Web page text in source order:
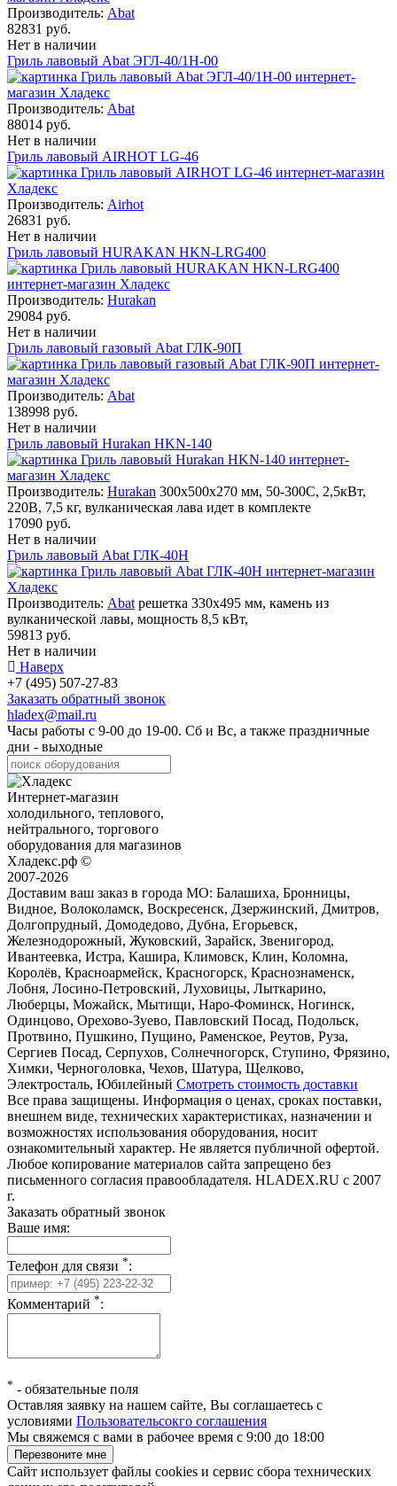
Производитель: Abat
82831 руб.
Нет в наличии
Гриль лавовый Abat ЭГЛ-40/1Н-00
Производитель: Abat
88014 руб.
Нет в наличии
Гриль лавовый AIRHOT LG-46
Производитель: Airhot
26831 руб.
Нет в наличии
Гриль лавовый HURAKAN HKN-LRG400
Производитель: Hurakan
29084 руб.
Нет в наличии
Гриль лавовый газовый Abat ГЛК-90П
Производитель: Abat
138998 руб.
Нет в наличии
Гриль лавовый Hurakan HKN-140
Производитель: Hurakan 300x500x270 мм, 50-300С, 2,5кВт,
220В, 7,5 кг, вулканическая лава идет в комплекте
17090 руб.
Нет в наличии
Гриль лавовый Abat ГЛК-40Н
Производитель: Abat решетка 330х495 мм, камень из
вулканической лавы, мощность 8,5 кВт,
59813 руб.
Нет в наличии
Наверх
+7 (495) 507-27-83
Заказать обратный звонок
hladex@mail.ru
Часы работы с 9-00 до 19-00. Сб и Вс, а также праздничные
дни - выходные
Интернет-магазин
холодильного, теплового,
нейтрального, торгового
оборудования для магазинов
Хладекс.рф ©
2007-2026
Доставим ваш заказ в города МО: Балашиха, Бронницы,
Видное, Волоколамск, Воскресенск, Дзержинский, Дмитров,
Долгопрудный, Домодедово, Дубна, Егорьевск,
Железнодорожный, Жуковский, Зарайск, Звенигород,
Ивантеевка, Истра, Кашира, Климовск, Клин, Коломна,
Королёв, Красноармейск, Красногорск, Краснознаменск,
Лобня, Лосино-Петровский, Луховицы, Лыткарино,
Люберцы, Можайск, Мытищи, Наро-Фоминск, Ногинск,
Одинцово, Орехово-Зуево, Павловский Посад, Подольск,
Протвино, Пушкино, Пущино, Раменское, Реутов, Руза,
Сергиев Посад, Серпухов, Солнечногорск, Ступино, Фрязино,
Химки, Черноголовка, Чехов, Шатура, Щелково,
Электросталь, Юбилейный Смотреть стоимость доставки
Все права защищены. Информация о ценах, сроках поставки,
внешнем виде, технических характеристиках, назначении и
возможностях использования оборудования, носит
ознакомительный характер. Не является публичной офертой.
Любое копирование материалов сайта запрещено без
письменного согласия правообладателя. HLADEX.RU c 2007
г.
Заказать обратный звонок
Ваше имя:
Телефон для связи *:
Комментарий *:
* - обязательные поля
Оставляя заявку на нашем сайте, Вы соглашаетесь с
условиями Пользовательсокго соглашения
Мы свяжемся с вами в рабочее время с 9:00 до 18:00
Сайт использует файлы cookies и сервис сбора технических